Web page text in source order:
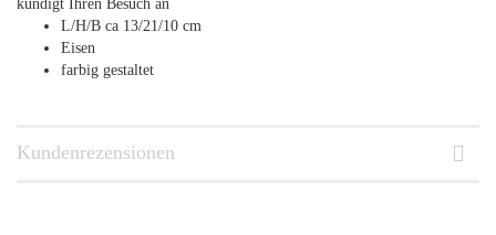
kündigt Ihren Besuch an
L/H/B ca 13/21/10 cm
Eisen
farbig gestaltet
Kundenrezensionen